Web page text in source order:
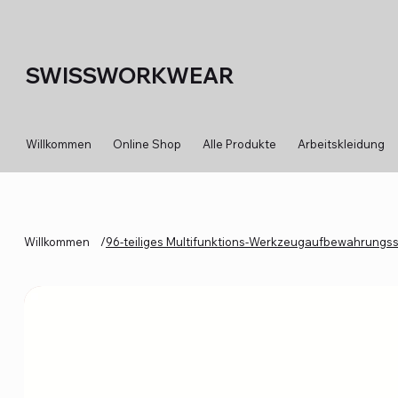
SWISSWORKWEAR
Willkommen Online Shop Alle Produkte Arbeitskleidung
Willkommen /96-teiliges Multifunktions-